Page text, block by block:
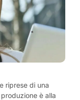
riprese di una
è alla